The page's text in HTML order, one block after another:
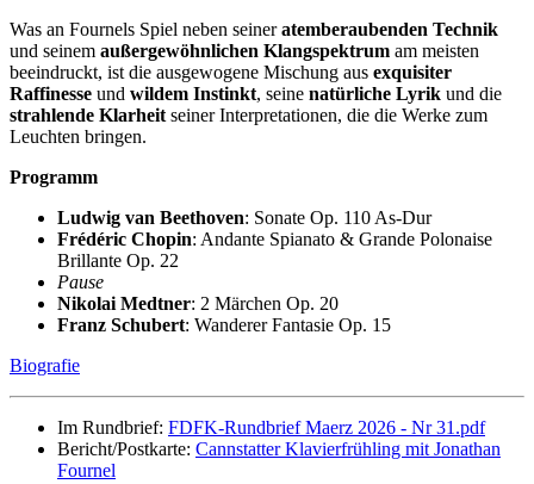
Was an Fournels Spiel neben seineratemberaubenden Technik
und seinem außergewöhnlichen Klangspektrum am meisten
beeindruckt, ist die ausgewogene Mischung aus exquisiter
Raffinesse und wildem Instinkt, seine natürliche Lyrik und die
strahlende Klarheit seiner Interpretationen, die die Werke zum
Leuchten bringen.
Programm
Ludwig van Beethoven: Sonate Op. 110 As-Dur
Frédéric Chopin: Andante Spianato & Grande Polonaise
Brillante Op. 22
Pause
Nikolai Medtner: 2 Märchen Op. 20
Franz Schubert: Wanderer Fantasie Op. 15
Biografie
Im Rundbrief: FDFK-Rundbrief Maerz 2026 - Nr 31.pdf
Bericht/Postkarte: Cannstatter Klavierfrühling mit Jonathan
Fournel